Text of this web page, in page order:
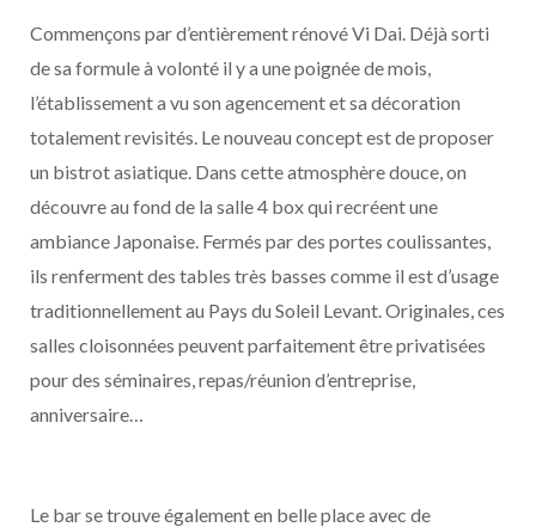
Commençons par d’entièrement rénové Vi Dai. Déjà sorti
de sa formule à volonté il y a une poignée de mois,
l’établissement a vu son agencement et sa décoration
totalement revisités. Le nouveau concept est de proposer
un bistrot asiatique. Dans cette atmosphère douce, on
découvre au fond de la salle 4 box qui recréent une
ambiance Japonaise. Fermés par des portes coulissantes,
ils renferment des tables très basses comme il est d’usage
traditionnellement au Pays du Soleil Levant. Originales, ces
salles cloisonnées peuvent parfaitement être privatisées
pour des séminaires, repas/réunion d’entreprise,
anniversaire…
Le bar se trouve également en belle place avec de